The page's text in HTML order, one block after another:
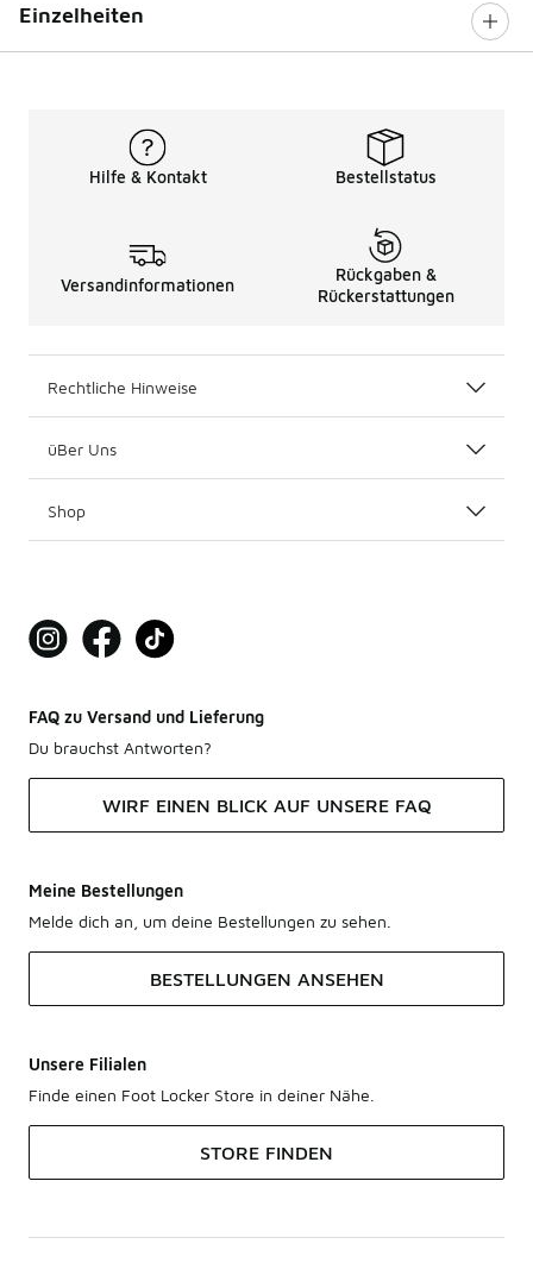
Einzelheiten
Hilfe & Kontakt Bestellstatus
Versandinformationen
Rückgaben &
Rückerstattungen
Rechtliche Hinweise
üBer Uns
Shop
FAQ zu Versand und Lieferung
Du brauchst Antworten?
WIRF EINEN BLICK AUF UNSERE FAQ
Meine Bestellungen
Melde dich an, um deine Bestellungen zu sehen.
BESTELLUNGEN ANSEHEN
Unsere Filialen
Finde einen Foot Locker Store in deiner Nähe.
STORE FINDEN